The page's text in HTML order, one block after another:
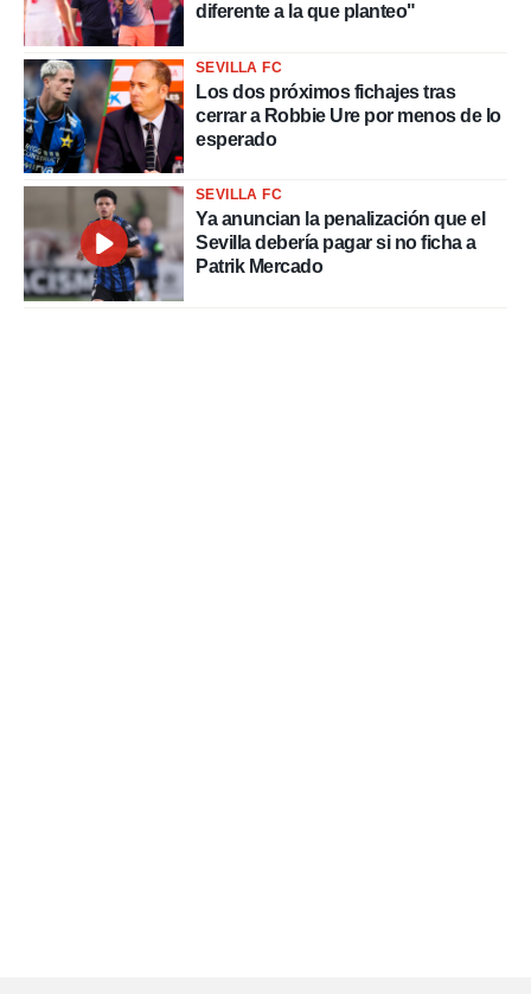
diferente a la que planteo"
SEVILLA FC
Los dos próximos fichajes tras
cerrar a Robbie Ure por menos de lo
esperado
SEVILLA FC
Ya anuncian la penalización que el
Sevilla debería pagar si no ficha a
Patrik Mercado